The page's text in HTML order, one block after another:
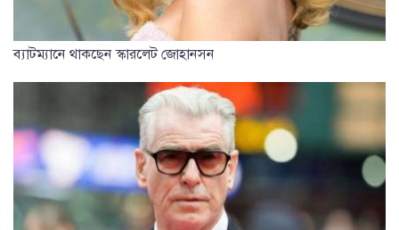
ব্যাটম্যানে থাকছেন স্কারলেট জোহানসন